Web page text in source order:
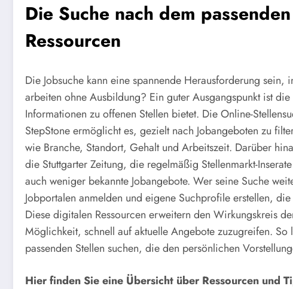
Die Suche nach dem
Ressourcen
Die Jobsuche kann eine spannende Herausforderung
arbeiten ohne Ausbildung? Ein guter Ausgangspunkt ist
Informationen zu offenen Stellen bietet. Die Online-
StepStone ermöglicht es, gezielt nach Jobangeboten zu
wie Branche, Standort, Gehalt und Arbeitszeit. Darüber
die Stuttgarter Zeitung, die regelmäßig Stellenmarkt-
auch weniger bekannte Jobangebote. Wer seine Suche
Jobportalen anmelden und eigene Suchprofile erstellen,
Diese digitalen Ressourcen erweitern den Wirkungskreis
Möglichkeit, schnell auf aktuelle Angebote zuzugreifen. So
passenden Stellen suchen, die den persönlichen
Hier finden Sie eine Übersicht über Ressourcen und